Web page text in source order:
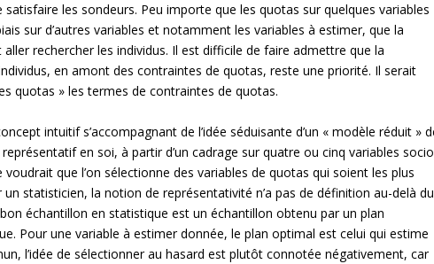
les sondeurs. Peu importe que les quotas sur quelques variables
sur d’autres variables et notamment les variables à estimer, que la
rechercher les individus. Il est difficile de faire admettre que la
en amont des contraintes de quotas, reste une priorité. Il serait
quotas » les termes de contraintes de quotas.
intuitif s’accompagnant de l’idée séduisante d’un « modèle réduit »
en soi, à partir d’un cadrage sur quatre ou cinq variables
que l’on sélectionne des variables de quotas qui soient les plus
un statisticien, la notion de représentativité n’a pas de définition au-delà du
échantillon en statistique est un échantillon obtenu par un plan
Pour une variable à estimer donnée, le plan optimal est celui qui estime
l’idée de sélectionner au hasard est plutôt connotée négativement, car